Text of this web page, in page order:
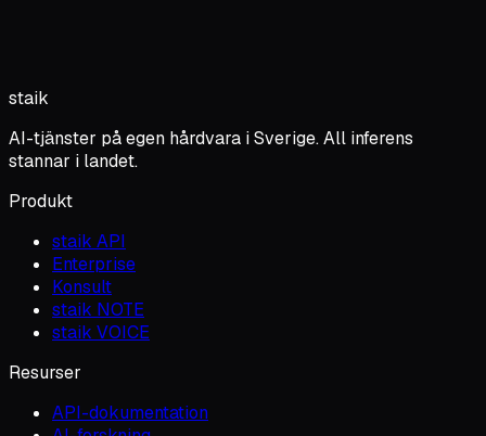
staik
AI-tjänster på egen hårdvara i Sverige. All inferens
stannar i landet.
Produkt
staik API
Enterprise
Konsult
staik NOTE
staik VOICE
Resurser
API-dokumentation